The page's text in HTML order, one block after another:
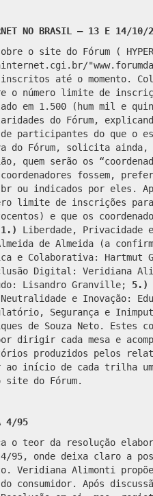
NO BRASIL – 13 E 14/10/
o site do Fórum (
"
até o momento.
o número limite de
em 1.500 (hum mil e
do Fórum,
participantes do que o
do Fórum, solicita ainda,
quem serão os
fossem,
ou indicados por eles.
limite de inscrições
e que os
1.)
Liberdade, Privacidade
Almeida de Almeida (a
e Colaborativa:
Digital: Veridiana
Lisandro Granville; 5.)
e Inovação:
Segurança e
de Souza Neto. Estes
dirigir cada mesa e
produzidos pelos
ao início de cada trilha
do Fórum.
4/95
o teor da resolução
4/95, onde deixa claro a
Veridiana Alimonti
consumidor. Após